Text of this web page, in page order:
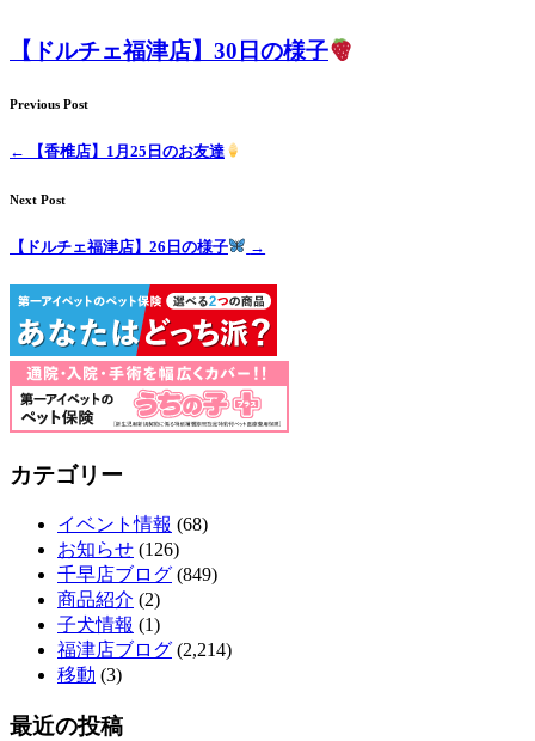
【ドルチェ福津店】30日の様子
Previous Post
← 【香椎店】1月25日のお友達
Next Post
【ドルチェ福津店】26日の様子 →
カテゴリー
イベント情報 (68)
お知らせ (126)
千早店ブログ (849)
商品紹介 (2)
子犬情報 (1)
福津店ブログ (2,214)
移動 (3)
最近の投稿